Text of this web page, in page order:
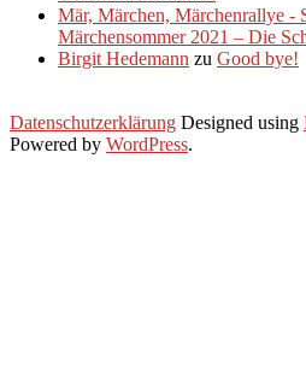
Mär, Märchen, Märchenrallye -
Märchensommer 2021 – Die
Birgit Hedemann zu Good bye!
Datenschutzerklärung Designed using
Powered by WordPress.